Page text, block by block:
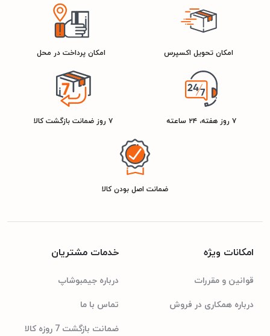
امکان تحویل اکسپرس امکان پرداخت در محل
۷ روز هفته، ۲۴ ساعته ۷ روز ضمانت بازگشت کالا
ضمانت اصل بودن کالا
امکانات ویژه
قوانین و مقررات
درباره همکاری در فروش
خدمات مشتریان
درباره جیمبوشاپ
تماس با ما
ضمانت بازگشت 7 روزه کالا